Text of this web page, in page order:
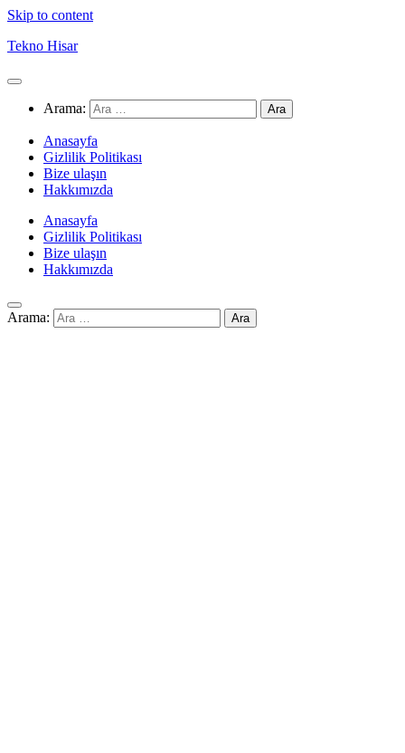
Skip to content
Tekno Hisar
Arama:
Anasayfa
Gizlilik Politikası
Bize ulaşın
Hakkımızda
Anasayfa
Gizlilik Politikası
Bize ulaşın
Hakkımızda
Arama: